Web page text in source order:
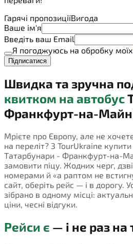
Гарячі пропозиціїВигода
Ваше ім'я
Введіть ваш Email
Я погоджуюсь на обробку моїх
Підписатися
Швидка та зручна
квитком на автобус
Франкфурт-на-
Мрієте про Європу, але не
на переліт? З TourUkraine
Татарбунари - Франкфурт-на-
замовити піцу. Жодних черг,
номерами й «а раптом не
сайт, оберіть рейс — і в дорогу.
зібрано в одному місці:
ціни, чесні відгуки.
Рейси є — і не раз